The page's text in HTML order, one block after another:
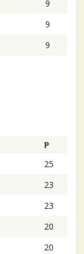
9
9
9
P
25
23
23
20
20